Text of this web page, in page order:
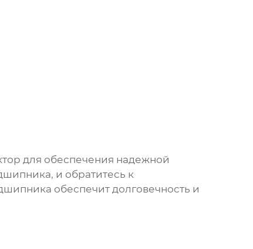
для обеспечения надежной
и обратитесь к
обеспечит долговечность и